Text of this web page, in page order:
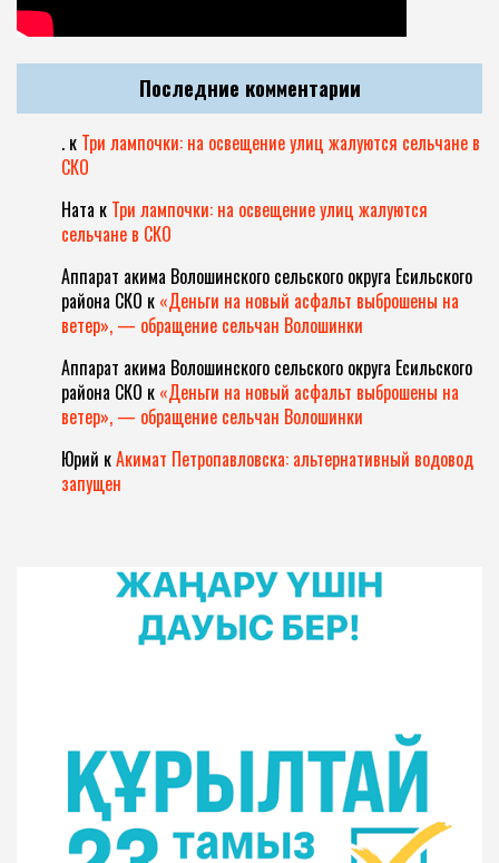
Последние комментарии
. к Три лампочки: на освещение улиц жалуются сельчане в
СКО
Ната к Три лампочки: на освещение улиц жалуются
сельчане в СКО
Аппарат акима Волошинского сельского округа Есильского
района СКО к «Деньги на новый асфальт выброшены на
ветер», — обращение сельчан Волошинки
Аппарат акима Волошинского сельского округа Есильского
района СКО к «Деньги на новый асфальт выброшены на
ветер», — обращение сельчан Волошинки
Юрий кАкимат Петропавловска: альтернативный водовод
запущен